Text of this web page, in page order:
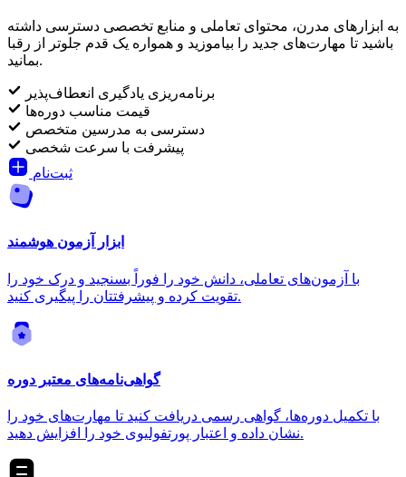
به ابزارهای مدرن، محتوای تعاملی و منابع تخصصی دسترسی داشته
باشید تا مهارت‌های جدید را بیاموزید و همواره یک قدم جلوتر از رقبا
بمانید.
برنامه‌ریزی یادگیری انعطاف‌پذیر
قیمت مناسب دوره‌ها
دسترسی به مدرسین متخصص
پیشرفت با سرعت شخصی
ثبت‌نام
ابزار آزمون هوشمند
با آزمون‌های تعاملی، دانش خود را فوراً بسنجید و درک خود را
تقویت کرده و پیشرفتتان را پیگیری کنید.
گواهی‌نامه‌های معتبر دوره
با تکمیل دوره‌ها، گواهی رسمی دریافت کنید تا مهارت‌های خود را
نشان داده و اعتبار پورتفولیوی خود را افزایش دهید.